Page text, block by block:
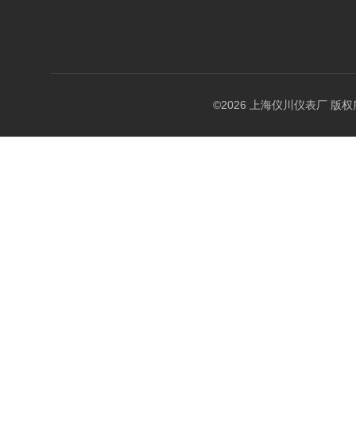
©2026 上海仪川仪表厂 版